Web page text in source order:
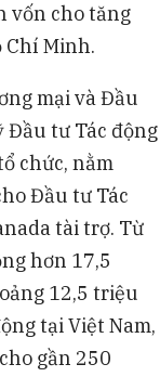
vốn cho tăng
Chí Minh.
mại và Đầu
Đầu tư Tác động
chức, nằm
Đầu tư Tác
tài trợ. Từ
hơn 17,5
12,5 triệu
tại Việt Nam,
gần 250